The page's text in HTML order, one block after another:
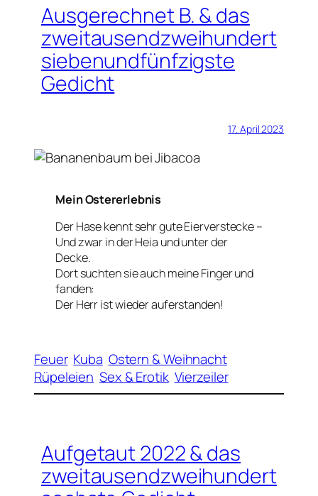
Ausgerechnet B. & das
zweitausendzweihundert
siebenundfünfzigste
Gedicht
17. April 2023
Mein Ostererlebnis
Der Hase kennt sehr gute Eierverstecke –
Und zwar in der Heia und unter der
Decke.
Dort suchten sie auch meine Finger und
fanden:
Der Herr ist wieder auferstanden!
Feuer Kuba Ostern & Weihnacht
Rüpeleien Sex & Erotik Vierzeiler
Aufgetaut 2022 & das
zweitausendzweihundert